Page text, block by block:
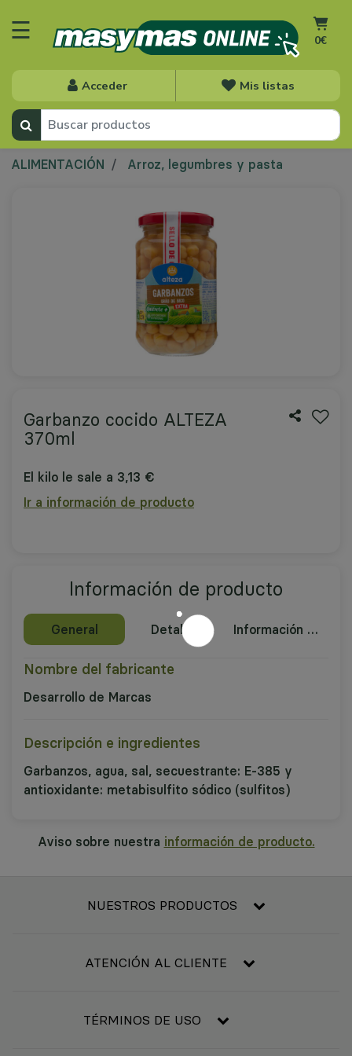
Acceder Mis listas
0€
☰
ALIMENTACIÓN Arroz, legumbres y pasta
Garbanzo cocido ALTEZA
370ml
El kilo le sale a 3,13 €
Ir a información de producto
Información de producto
General Detalles Información nutricional
Nombre del fabricante
Desarrollo de Marcas
Descripción e ingredientes
Garbanzos, agua, sal, secuestrante: E-385 y
antioxidante: metabisulfito sódico (sulfitos)
Aviso sobre nuestra información de producto.
NUESTROS PRODUCTOS
Bebé
ATENCIÓN AL CLIENTE
TÉRMINOS DE USO